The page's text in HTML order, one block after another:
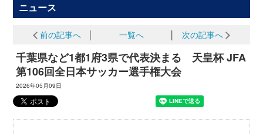
ニュース
前の記事へ 一覧へ 次の記事へ
千葉県など1都1府3県で代表決まる 天皇杯 JFA
第106回全日本サッカー選手権大会
2026年05月09日